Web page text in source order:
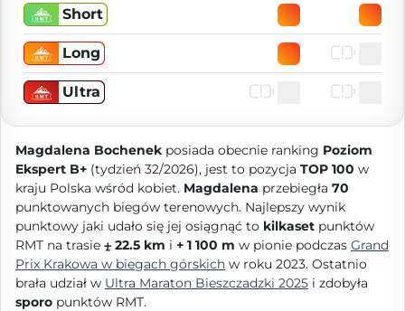
Short
Long
Ultra
Magdalena Bochenek posiada obecnie ranking Poziom
Ekspert B+ (tydzień 32/2026), jest to pozycja TOP 100 w
kraju Polska wśród kobiet. Magdalena przebiegła 70
punktowanych biegów terenowych. Najlepszy wynik
punktowy jaki udało się jej osiągnąć to kilkaset punktów
RMT na trasie ⨦ 22.5 km i + 1 100 m w pionie podczas Grand
Prix Krakowa w biegach górskich w roku 2023. Ostatnio
brała udział w Ultra Maraton Bieszczadzki 2025 i zdobyła
sporo punktów RMT.